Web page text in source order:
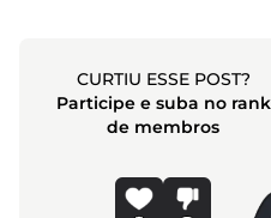
CURTIU ESSE POST?
Participe e suba no rank
de membros